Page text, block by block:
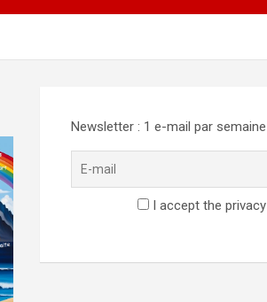
Newsletter : 1 e-mail par
I accept the